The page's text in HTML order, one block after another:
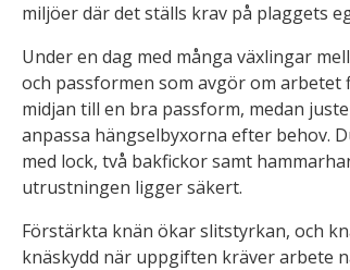
miljöer där det ställs krav på plaggets
Under en dag med många växlingar
och passformen som avgör om
midjan till en bra passform, medan
anpassa hängselbyxorna efter behov.
med lock, två bakfickor samt
utrustningen ligger säkert.
Förstärkta knän ökar slitstyrkan, och
knäskydd när uppgiften kräver arbete